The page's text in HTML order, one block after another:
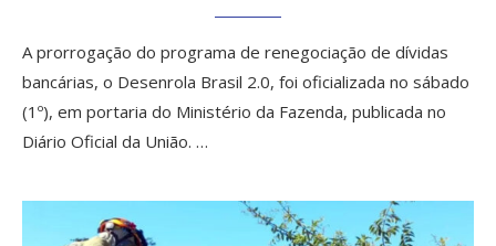
A prorrogação do programa de renegociação de dívidas
bancárias, o Desenrola Brasil 2.0, foi oficializada no sábado
(1º), em portaria do Ministério da Fazenda, publicada no
Diário Oficial da União. …